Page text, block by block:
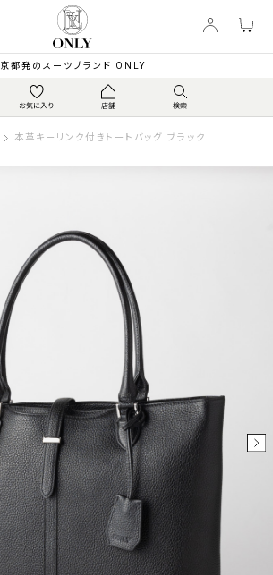
京都発のスーツブランド ONLY
本革キーリンク付きトートバッグ ブラック